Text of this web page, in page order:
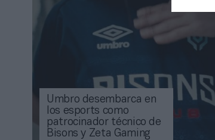
Umbro desembarca en
los esports como
patrocinador técnico de
Bisons y Zeta Gaming